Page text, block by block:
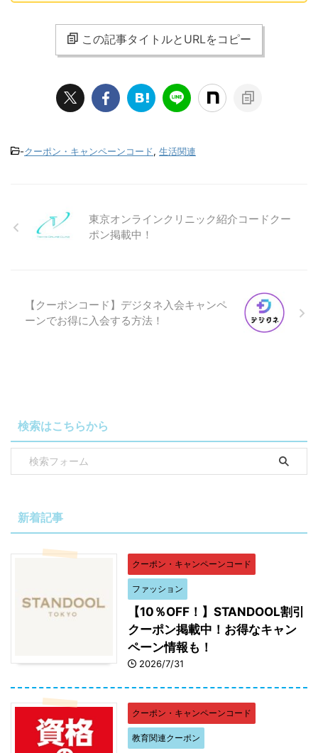
この記事タイトルとURLをコピー
-クーポン・キャンペーンコード, 生活関連
東京オンラインクリニック紹介コードクー
ポン掲載中！
【クーポンコード】デジタネ入会キャンペ
ーンでお得に入会する方法！
検索はこちらから
新着記事
クーポン・キャンペーンコード
ファッション
【10％OFF！】STANDOOL割引
クーポン掲載中！お得なキャン
ペーン情報も！
2026/7/31
クーポン・キャンペーンコード
教育関連クーポン